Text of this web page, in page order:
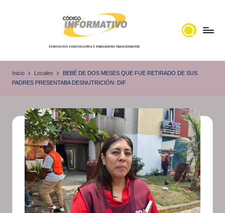
ó
i
g
o
I
n
f
o
noticias
Inicio Locales
BEBÉ DE DOS MESES QUE FUE RETIRADO DE SUS
PADRES PRESENTABA DESNUTRICIÓN: DIF